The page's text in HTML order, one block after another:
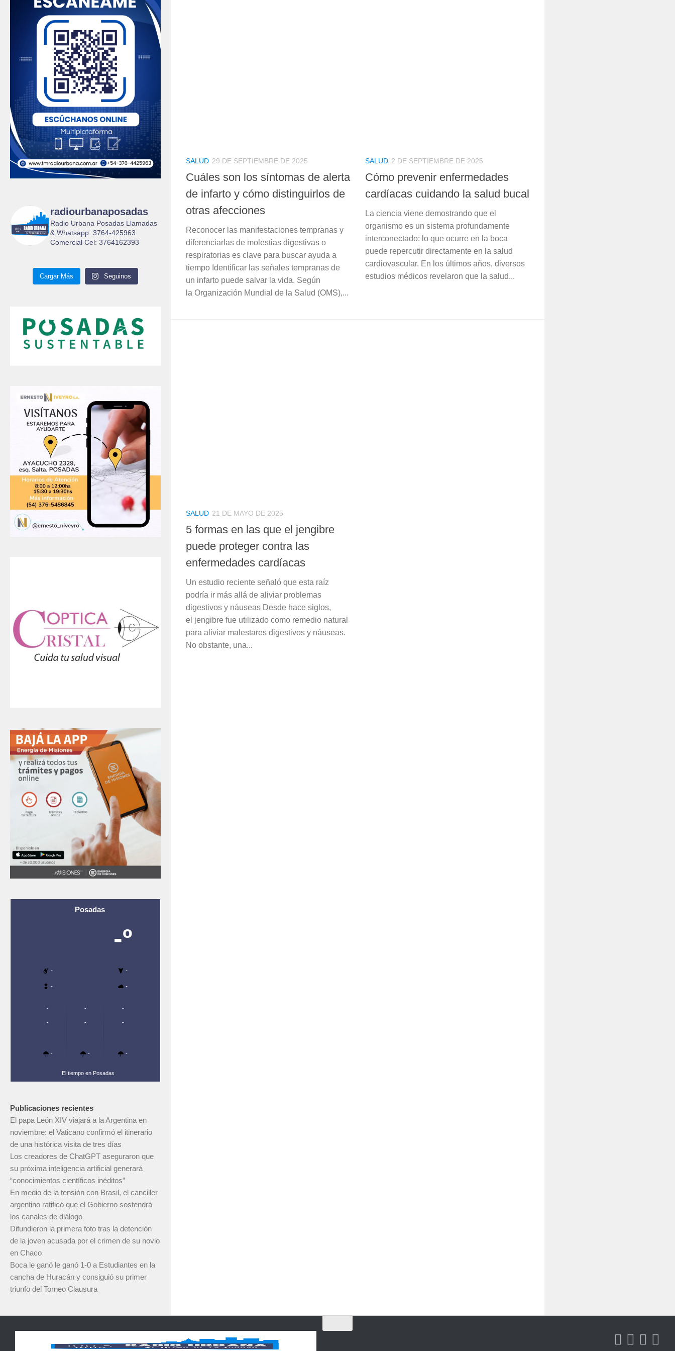
SALUD 29 DE SEPTIEMBRE DE 2025
Cuáles son los síntomas de alerta
de infarto y cómo distinguirlos de
otras afecciones
Reconocer las manifestaciones tempranas y
diferenciarlas de molestias digestivas o
respiratorias es clave para buscar ayuda a
tiempo Identificar las señales tempranas de
un infarto puede salvar la vida. Según
la Organización Mundial de la Salud (OMS),...
SALUD 2 DE SEPTIEMBRE DE 2025
Cómo prevenir enfermedades
cardíacas cuidando la salud bucal
La ciencia viene demostrando que el
organismo es un sistema profundamente
interconectado: lo que ocurre en la boca
puede repercutir directamente en la salud
cardiovascular. En los últimos años, diversos
estudios médicos revelaron que la salud...
SALUD 21 DE MAYO DE 2025
5 formas en las que el jengibre
puede proteger contra las
enfermedades cardíacas
Un estudio reciente señaló que esta raíz
podría ir más allá de aliviar problemas
digestivos y náuseas Desde hace siglos,
el jengibre fue utilizado como remedio natural
para aliviar malestares digestivos y náuseas.
No obstante, una...
radiourbanaposadas
Radio Urbana Posadas Llamadas
& Whatsapp: 3764-425963
Comercial Cel: 3764162393
Cargar Más Seguinos
Posadas
-º
- -
- -
-
-
-
-
-
-
-
-
-
El tiempo en Posadas
Publicaciones recientes
El papa León XIV viajará a la Argentina en
noviembre: el Vaticano confirmó el itinerario
de una histórica visita de tres días
Los creadores de ChatGPT aseguraron que
su próxima inteligencia artificial generará
“conocimientos científicos inéditos”
En medio de la tensión con Brasil, el canciller
argentino ratificó que el Gobierno sostendrá
los canales de diálogo
Difundieron la primera foto tras la detención
de la joven acusada por el crimen de su novio
en Chaco
Boca le ganó le ganó 1-0 a Estudiantes en la
cancha de Huracán y consiguió su primer
triunfo del Torneo Clausura